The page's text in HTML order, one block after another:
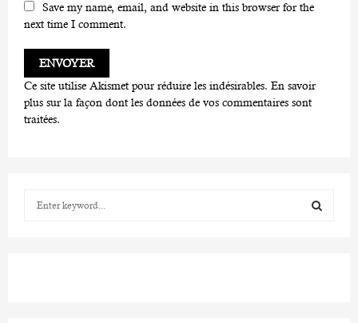
Save my name, email, and website in this browser for the
next time I comment.
Ce site utilise Akismet pour réduire les indésirables. En savoir
plus sur la façon dont les données de vos commentaires sont
traitées.